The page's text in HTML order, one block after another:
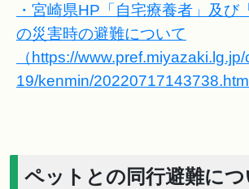
・宮崎県HP「自宅療養者」及び
の災害時の避難について
（https://
19/kenmin/20220717143738.html
ペットとの同行避難につ